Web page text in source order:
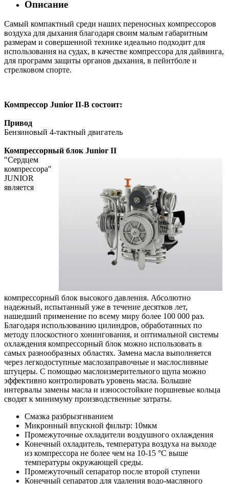
Описание
Самый компактный среди наших переносных компрессоров
воздуха для дыхания благодаря своим малым габаритным
размерам и совершенной технике идеально подходит для
использования на судах, в качестве компрессора для дайвинга,
для программ защиты органов дыхания, в пейнтболе и
стрелковом спорте.
Компрессор Junior II-B состоит:
Привод
Бензиновый 4-тактный двигатель
Компрессорный блок Junior II
"Сердцем
компрессора"
JUNIOR
является
компрессорный блок высокого давления. Абсолютно
надежный, испытанный уже в течение десятков лет,
нашедший применение по всему миру более 100 000 раз.
Благодаря использованию цилиндров, обработанных по
методу плоскостного хонингования, и оптимальной системы
охлаждения компрессорный блок можно использовать в
самых разнообразных областях. Замена масла выполняется
через легкодоступные маслозаправочные и маслосливные
штуцеры. С помощью маслоизмерительного щупа можно
эффективно контролировать уровень масла. Большие
интервалы замены масла и износостойкие поршневые кольца
сводят к минимуму производственные затраты.
Смазка разбрызгиванием
Микронный впускной фильтр: 10мкм
Промежуточные охладители воздушного охлаждения
Конечный охладитель, температура воздуха на выходе
из компрессора не более чем на 10-15 °C выше
температуры окружающей среды.
Промежуточный сепаратор после второй ступени
Конечный сепаратор для удаления водо-масляного